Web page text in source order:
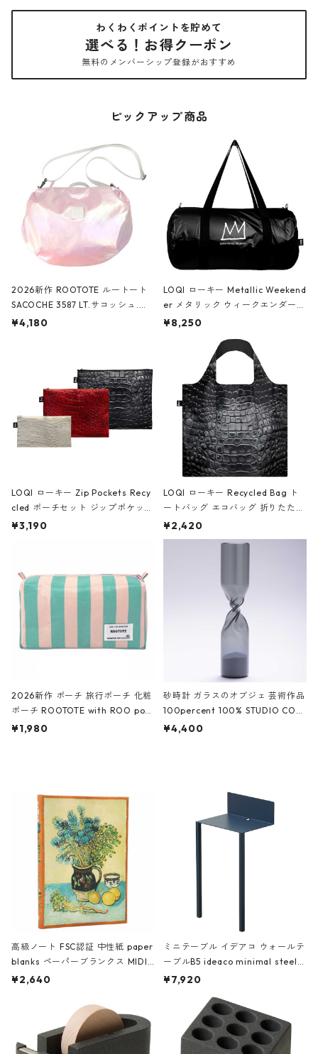
わくわくポイントを貯めて
選べる！お得クーポン
無料のメンバーシップ登録がおすすめ
ピックアップ商品
2026新作 ROOTOTE ルートート
SACOCHE 3587 LT.サコッシュ.ル
ミエ-B ショルダーバッグ グロスピ
¥4,180
LOQI ローキー Metallic Weekend
er メタリック ウィークエンダー
ボストンバッグ ショルダーバッグ
Black ジャン=ミッシェル・バスキ
ア/クラウン ブラック
¥8,250
LOQI ローキー Zip Pockets Recy
cled ポーチセット ジップポケット
ファスナーポーチ 撥水加工 トラベ
ーガンディー、オフホワイト
¥3,190
LOQI ローキー Recycled Bag ト
ートバッグ エコバッグ 折りたたみ
大きめ 撥水加工 収納ポーチ CRO
CODILE/Black クロコダイル/ブラ
¥2,420
2026新作 ポーチ 旅行ポーチ 化粧
ポーチ ROOTOTE with ROO pou
ch 3532 ルートート WR.ポーチ.ラ
¥1,980
砂時計 ガラスのオブジェ 芸術作品
100percent 100% STUDIO COH
AKU Timeless 100パーセント ス
¥4,400
高級ノート FSC認証 中性紙 paper
blanks ペーパーブランクス MIDI
ハードカバー 罫線 ヴァン・ゴッホ
¥2,640
ミニテーブル イデアコ ウォールテ
ーブルB5 ideaco minimal steel f
urniture WALL Table B5 ネイビー
¥7,920